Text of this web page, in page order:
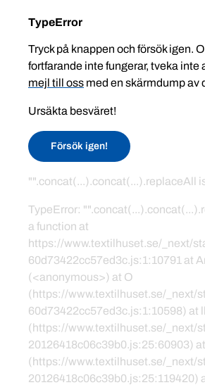
TypeError
Tryck på knappen och försök igen.
fortfarande inte fungerar, tveka inte
mejl till oss med en skärmdump av
Ursäkta besväret!
Försök igen!
"".concat(...).concat(...).replaceAll
TypeError:
a function at
https://www.textilhuset.se/_next/
60d73422cc57ed3c.js:1:10791 at
(<anonymous>) at O
(https://www.textilhuset.se/_next/
60d73422cc57ed3c.js:1:10598) at
(https://www.textilhuset.se/_next/
20126418c06c39b0.js:25:60903)
(https://www.textilhuset.se/_next/
20126418c06c39b0.js:25:119420)